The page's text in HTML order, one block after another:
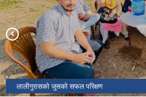
दुप्चेश्वर गाउँपालिकाको नवनिर्मित प्रशासकीय भवन
लालीगुरासको जुसको सफल परिक्षण
प्रधानमन्त्रि रोजगार कार्यक्रमको श्रमको सम्मान
पवित्र धार्मिक तथा ऐतिहासिक दुप्चेश्वर महादेव
सूर्यकुन्ड